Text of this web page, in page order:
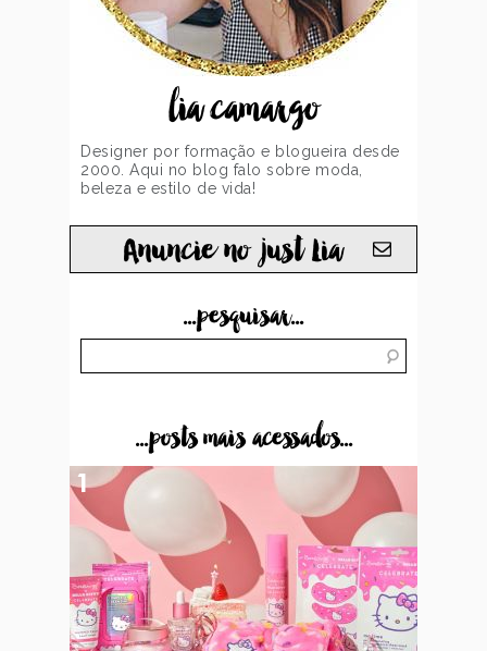
lia camargo
Designer por formação e blogueira desde
2000. Aqui no blog falo sobre moda,
beleza e estilo de vida!
Anuncie no just Lia
...pesquisar...
...posts mais acessados...
1